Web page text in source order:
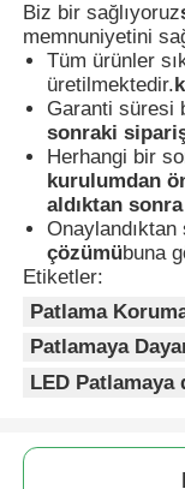
Biz bir sağlıyoruz
memnuniyetini
Tüm ürünler
üretilmektedir.
Garanti süresi
sonraki
Herhangi bir
kurulumdan
aldıktan
çözümübuna
Etiketler:
Patlama
Patlamaya
LED Patlamaya